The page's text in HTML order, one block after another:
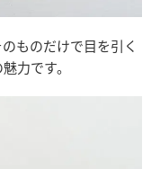
ものだけで目を引く
力です。